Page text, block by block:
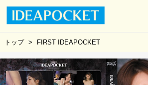
トップ FIRST IDEAPOCKET